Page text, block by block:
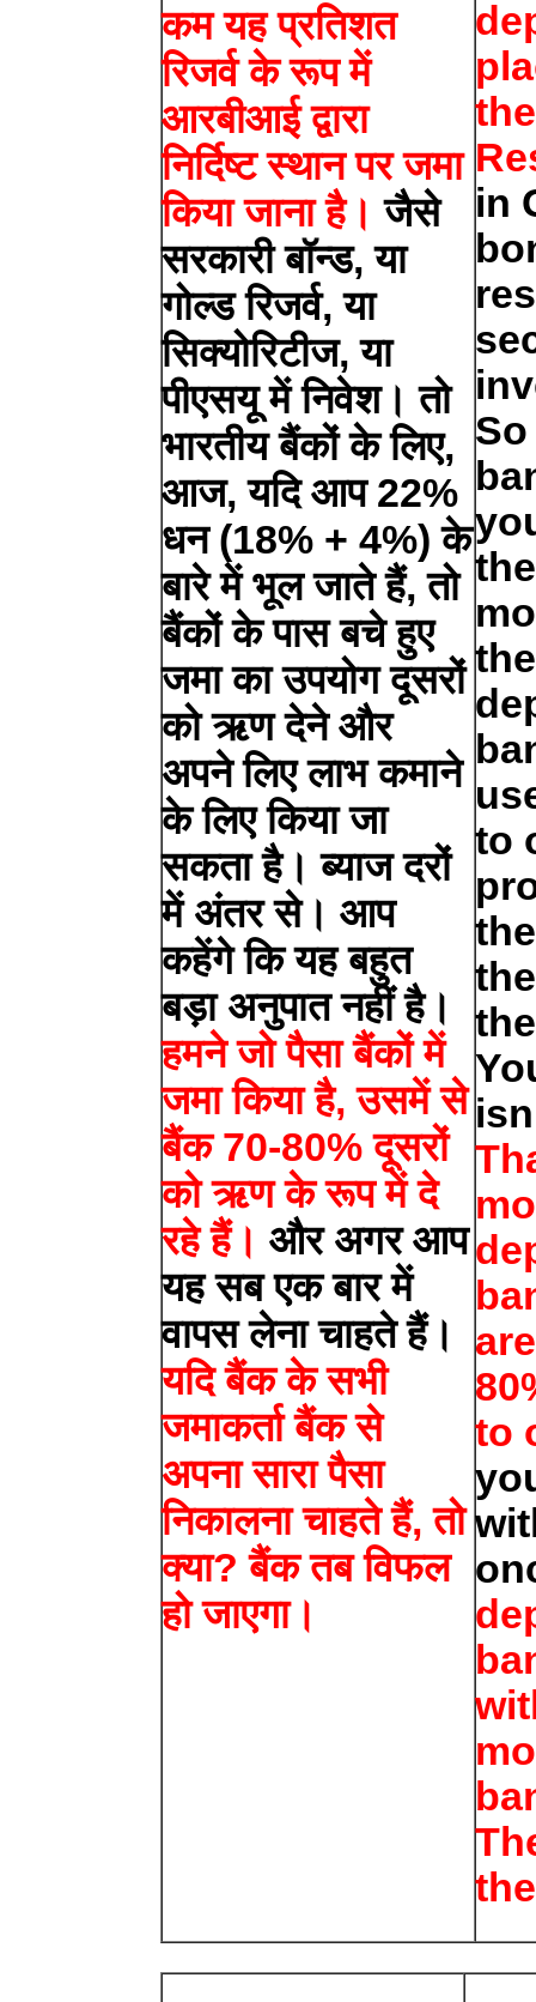
कम यह प्रतिशत
रिजर्व के रूप में
आरबीआई द्वारा
निर्दिष्ट स्थान पर जमा
किया जाना है। जैसे
सरकारी बॉन्ड, या
गोल्ड रिजर्व, या
सिक्योरिटीज, या
पीएसयू में निवेश। तो
भारतीय बैंकों के लिए,
आज, यदि आप 22%
धन (18% + 4%) के
बारे में भूल जाते हैं, तो
बैंकों के पास बचे हुए
जमा का उपयोग दूसरों
को ऋण देने और
अपने लिए लाभ कमाने
के लिए किया जा
सकता है। ब्याज दरों
में अंतर से। आप
कहेंगे कि यह बहुत
बड़ा अनुपात नहीं है।
हमने जो पैसा बैंकों में
जमा किया है, उसमें से
बैंक 70-80% दूसरों
को ऋण के रूप में दे
रहे हैं। और अगर आप
यह सब एक बार में
वापस लेना चाहते हैं।
यदि बैंक के सभी
जमाकर्ता बैंक से
अपना सारा पैसा
निकालना चाहते हैं, तो
क्या? बैंक तब विफल
हो जाएगा।
in
to
to